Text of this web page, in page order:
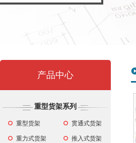
产品中心
重型货架系列
重型货架 贯通式货架
重力式货架 推入式货架